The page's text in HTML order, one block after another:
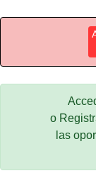
o
las